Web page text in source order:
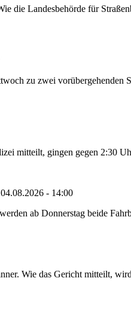
die Landesbehörde für
zu zwei
mitteilt, gingen gegen 2:30
- 14:00
ab Donnerstag beide
Wie das Gericht mitteilt,